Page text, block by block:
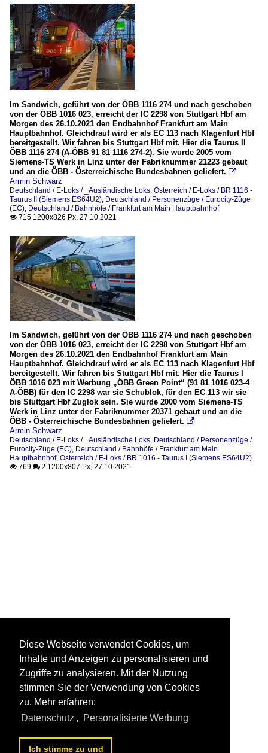
Im Sandwich, geführt von der ÖBB 1116 274 und nach geschoben
von der ÖBB 1016 023, erreicht der IC 2298 von Stuttgart Hbf am
Morgen des 26.10.2021 den Endbahnhof Frankfurt am Main
Hauptbahnhof. Gleichdrauf wird er als EC 113 nach Klagenfurt Hbf
bereitgestellt. Wir fahren bis Stuttgart Hbf mit. Hier die Taurus II
ÖBB 1116 274 (A-ÖBB 91 81 1116 274-2). Sie wurde 2005 vom
Siemens-TS Werk in Linz unter der Fabriknummer 21223 gebaut
und an die ÖBB - Österreichische Bundesbahnen geliefert. 
Armin Schwarz
Deutschland / E-Loks / _Ausländische Loks, Österreich / E-Loks / BR 1116 -
Taurus II (Siemens ES64U2), Deutschland / Personenzüge / Eurocity-Züge
(EC), Deutschland / Bahnhöfe / Frankfurt am Main Hauptbahnhof
 715 1200x826 Px, 27.10.2021
Im Sandwich, geführt von der ÖBB 1116 274 und nach geschoben
von der ÖBB 1016 023, erreicht der IC 2298 von Stuttgart Hbf am
Morgen des 26.10.2021 den Endbahnhof Frankfurt am Main
Hauptbahnhof. Gleichdrauf wird er als EC 113 nach Klagenfurt Hbf
bereitgestellt. Wir fahren bis Stuttgart Hbf mit. Hier die Taurus I
ÖBB 1016 023 mit Werbung „ÖBB Green Point“ (91 81 1016 023-4
A-ÖBB) für den IC 2298 war sie Schublok, für den EC 113 wir sie
bis Stuttgart Hbf Zuglok sein. Sie wurde 2000 vom Siemens-TS
Werk in Linz unter der Fabriknummer 20371 gebaut und an die
ÖBB - Österreichische Bundesbahnen geliefert. 
Armin Schwarz
Deutschland / E-Loks / _Ausländische Loks, Deutschland / Personenzüge /
Eurocity-Züge (EC), Deutschland / Bahnhöfe / Frankfurt am Main
Hauptbahnhof, Österreich / E-Loks / BR 1016 - Taurus I (Siemens ES64U2)
 769  2 1200x807 Px, 27.10.2021
Diese Webseite verwendet Cookies, um
Inhalte und Anzeigen zu personalisieren und
Zugriffe zu analysieren. Mit der Nutzung
stimmen Sie der Verwendung von Cookies
zu. Mehr erfahren:
Datenschutz , Personalisierte Werbung
Ich stimme zu und